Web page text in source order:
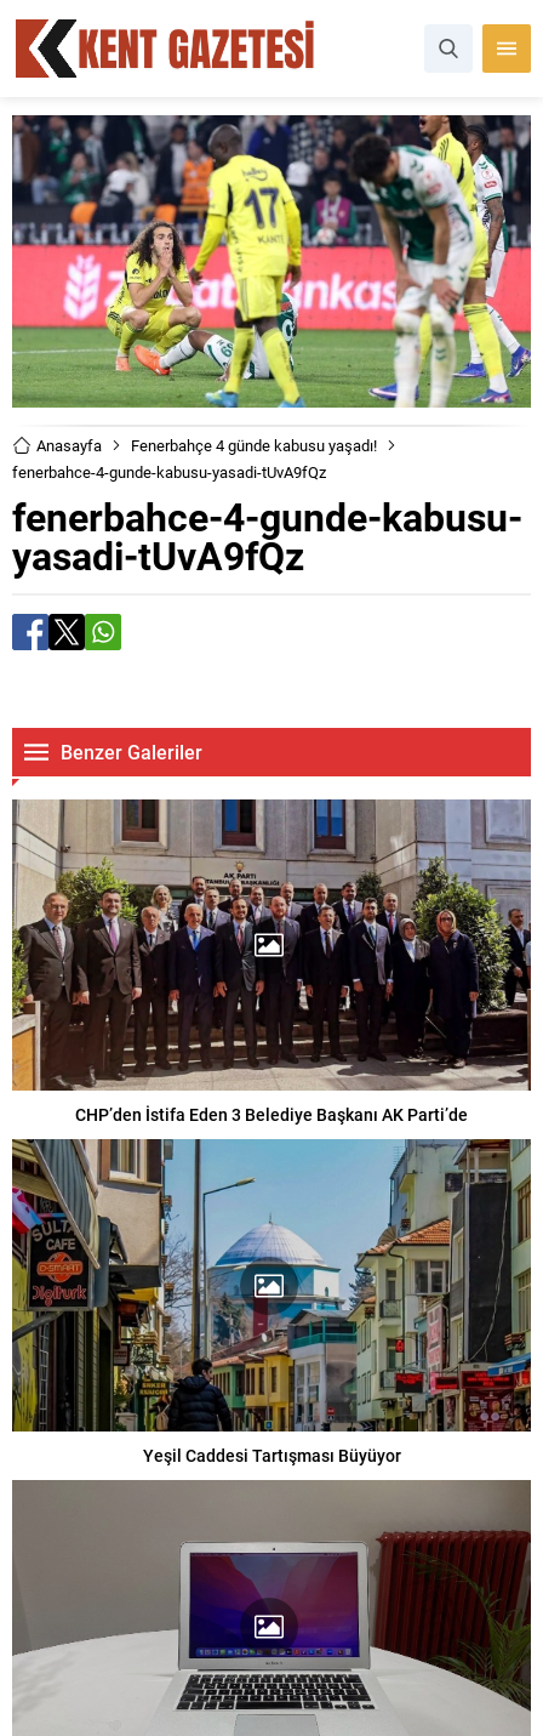
Anasayfa
Fenerbahçe 4 günde kabusu yaşadı!
fenerbahce-4-gunde-kabusu-yasadi-tUvA9fQz
fenerbahce-4-gunde-kabusu-
yasadi-tUvA9fQz
Benzer Galeriler
CHP’den İstifa Eden 3 Belediye Başkanı AK Parti’de
Yeşil Caddesi Tartışması Büyüyor